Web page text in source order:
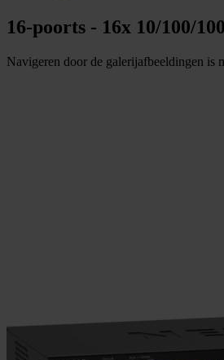
16-poorts - 16x 10/100/
Navigeren door de galerijafbeeldingen is